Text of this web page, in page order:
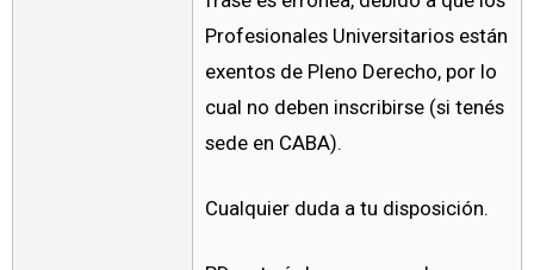
Profesionales Universitarios están
exentos de Pleno Derecho, por lo
cual no deben inscribirse (si tenés
sede en CABA).
Cualquier duda a tu disposición.